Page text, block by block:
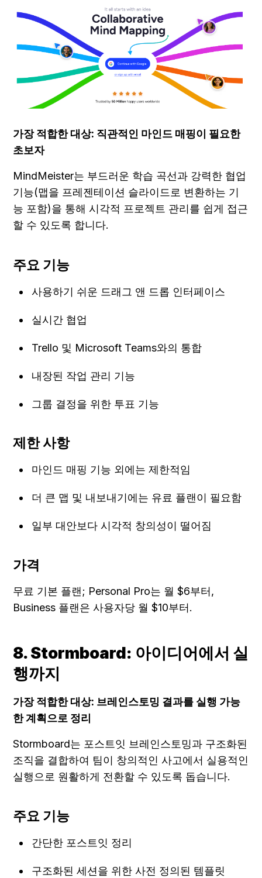
가장 적합한 대상: 직관적인 마인드 매핑이 필요한
초보자
MindMeister는 부드러운 학습 곡선과 강력한 협업
기능(맵을 프레젠테이션 슬라이드로 변환하는 기
능 포함)을 통해 시각적 프로젝트 관리를 쉽게 접근
할 수 있도록 합니다.
주요 기능
사용하기 쉬운 드래그 앤 드롭 인터페이스
실시간 협업
Trello 및 Microsoft Teams와의 통합
내장된 작업 관리 기능
그룹 결정을 위한 투표 기능
제한 사항
마인드 매핑 기능 외에는 제한적임
더 큰 맵 및 내보내기에는 유료 플랜이 필요함
일부 대안보다 시각적 창의성이 떨어짐
가격
무료 기본 플랜; Personal Pro는 월 $6부터,
Business 플랜은 사용자당 월 $10부터.
8. Stormboard: 아이디어에서 실
행까지
가장 적합한 대상: 브레인스토밍 결과를 실행 가능
한 계획으로 정리
Stormboard는 포스트잇 브레인스토밍과 구조화된
조직을 결합하여 팀이 창의적인 사고에서 실용적인
실행으로 원활하게 전환할 수 있도록 돕습니다.
주요 기능
간단한 포스트잇 정리
구조화된 세션을 위한 사전 정의된 템플릿